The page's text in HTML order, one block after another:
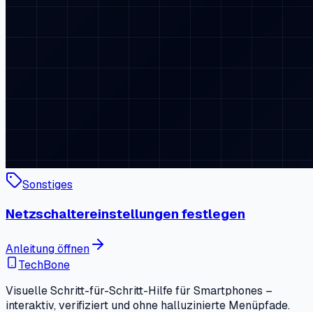
Sonstiges
Netzschaltereinstellungen festlegen
Anleitung öffnen
TechBone
Visuelle Schritt-für-Schritt-Hilfe für Smartphones –
interaktiv, verifiziert und ohne halluzinierte Menüpfade.